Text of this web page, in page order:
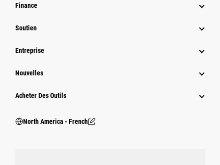
Finance
Soutien
Entreprise
Nouvelles
Acheter Des Outils
North America - French